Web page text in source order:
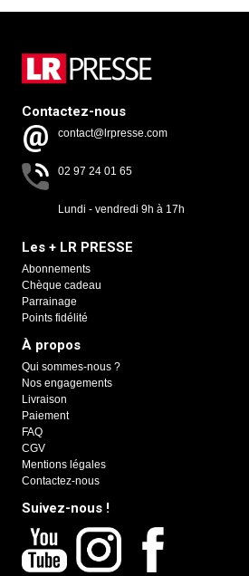
Contactez-nous
contact@lrpresse.com
02 97 24 01 65
Lundi - vendredi 9h à 17h
Les + LR PRESSE
Abonnements
Chèque cadeau
Parrainage
Points fidélité
À propos
Qui sommes-nous ?
Nos engagements
Livraison
Paiement
FAQ
CGV
Mentions légales
Contactez-nous
Suivez-nous !